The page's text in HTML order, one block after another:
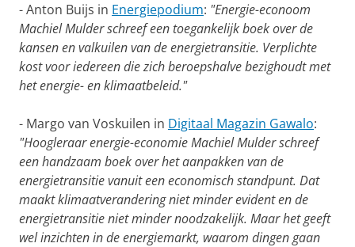
- Anton Buijs in Energiepodium: "Energie-econoom
Machiel Mulder schreef een toegankelijk boek over de
kansen en valkuilen van de energietransitie. Verplichte
kost voor iedereen die zich beroepshalve bezighoudt met
het energie- en klimaatbeleid."
- Margo van Voskuilen in Digitaal Magazin Gawalo:
"Hoogleraar energie-economie Machiel Mulder schreef
een handzaam boek over het aanpakken van de
energietransitie vanuit een economisch standpunt. Dat
maakt klimaatverandering niet minder evident en de
energietransitie niet minder noodzakelijk. Maar het geeft
wel inzichten in de energiemarkt, waarom dingen gaan